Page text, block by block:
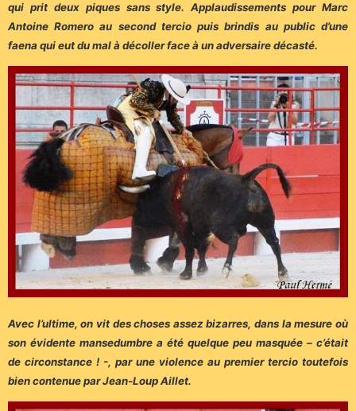
qui prit deux piques sans style. Applaudissements pour Marc
Antoine Romero au second tercio puis brindis au public d’une
faena qui eut du mal à décoller face à un adversaire décasté.
Avec l’ultime, on vit des choses assez bizarres, dans la mesure où
son évidente mansedumbre a été quelque peu masquée – c’était
de circonstance ! -, par une violence au premier tercio toutefois
bien contenue par Jean-Loup Aillet.